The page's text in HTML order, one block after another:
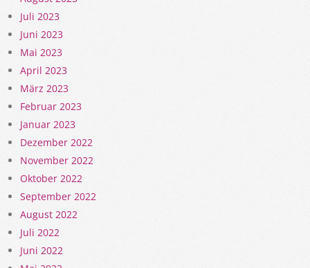
Juli 2023
Juni 2023
Mai 2023
April 2023
März 2023
Februar 2023
Januar 2023
Dezember 2022
November 2022
Oktober 2022
September 2022
August 2022
Juli 2022
Juni 2022